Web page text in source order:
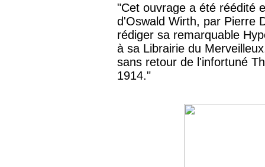
"Cet ouvrage a été réédité
d'Oswald Wirth, par Pierre
rédiger sa remarquable
à sa Librairie du
sans retour de l'infortuné
1914."